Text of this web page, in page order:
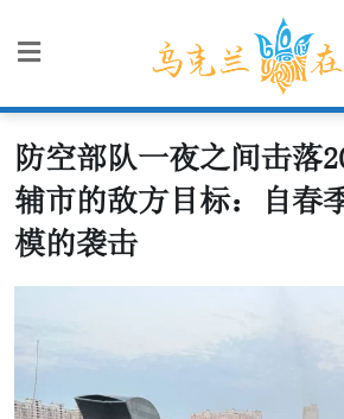
防空部队一夜之间击落
辅市的敌方目标：自春
模的袭击